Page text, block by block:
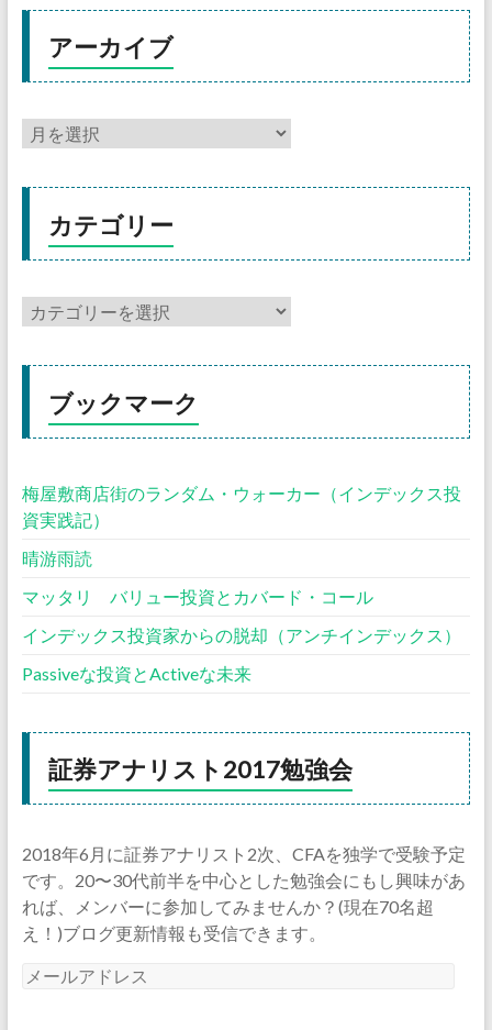
アーカイブ
カテゴリー
ブックマーク
梅屋敷商店街のランダム・ウォーカー（インデックス投
資実践記）
晴游雨読
マッタリ バリュー投資とカバード・コール
インデックス投資家からの脱却（アンチインデックス）
Passiveな投資とActiveな未来
証券アナリスト2017勉強会
2018年6月に証券アナリスト2次、CFAを独学で受験予定
です。20〜30代前半を中心とした勉強会にもし興味があ
れば、メンバーに参加してみませんか？(現在70名超
え！)ブログ更新情報も受信できます。
メ